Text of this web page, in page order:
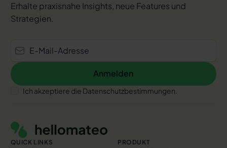
Erhalte praxisnahe Insights, neue Features und
Strategien.
Anmelden
Anmelden
Ich akzeptiere die Datenschutzbestimmungen.
QUICK LINKS PRODUKT